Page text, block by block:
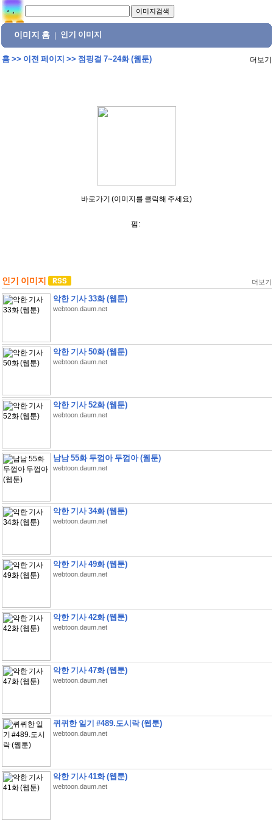
이미지 홈 인기 이미지
홈>> 이전 페이지 >> 점핑걸 7~24화 (웹툰) 더보기
바로가기 (이미지를 클릭해 주세요)
펌:
인기 이미지 더보기
악한 기사 33화 (웹툰)
webtoon.daum.net
악한 기사 50화 (웹툰)
webtoon.daum.net
악한 기사 52화 (웹툰)
webtoon.daum.net
남남 55화 두껍아 두껍아 (웹툰)
webtoon.daum.net
악한 기사 34화 (웹툰)
webtoon.daum.net
악한 기사 49화 (웹툰)
webtoon.daum.net
악한 기사 42화 (웹툰)
webtoon.daum.net
악한 기사 47화 (웹툰)
webtoon.daum.net
퀴퀴한 일기 #489.도시락 (웹툰)
webtoon.daum.net
악한 기사 41화 (웹툰)
webtoon.daum.net